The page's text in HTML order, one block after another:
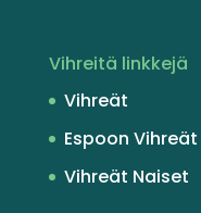
Vihreitä linkkejä
Vihreät
Espoon Vihreät
Vihreät Naiset